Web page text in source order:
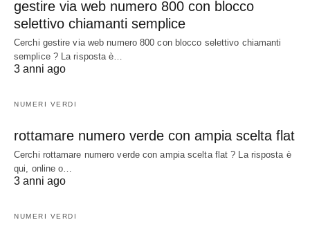
gestire via web numero 800 con blocco
selettivo chiamanti semplice
Cerchi gestire via web numero 800 con blocco selettivo chiamanti
semplice ? La risposta è…
3 anni ago
NUMERI VERDI
rottamare numero verde con ampia scelta flat
Cerchi rottamare numero verde con ampia scelta flat ? La risposta è
qui, online o…
3 anni ago
NUMERI VERDI